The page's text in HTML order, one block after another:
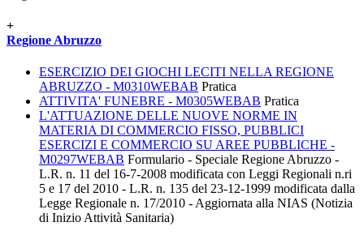
+
Regione Abruzzo
ESERCIZIO DEI GIOCHI LECITI NELLA REGIONE
ABRUZZO - M0310WEBAB Pratica
ATTIVITA' FUNEBRE - M0305WEBAB Pratica
L'ATTUAZIONE DELLE NUOVE NORME IN
MATERIA DI COMMERCIO FISSO, PUBBLICI
ESERCIZI E COMMERCIO SU AREE PUBBLICHE -
M0297WEBAB Formulario - Speciale Regione Abruzzo -
L.R. n. 11 del 16-7-2008 modificata con Leggi Regionali n.ri
5 e 17 del 2010 - L.R. n. 135 del 23-12-1999 modificata dalla
Legge Regionale n. 17/2010 - Aggiornata alla NIAS (Notizia
di Inizio Attività Sanitaria)